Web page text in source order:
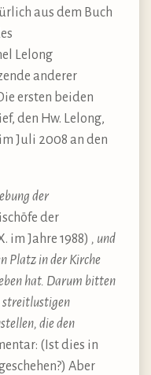
aus dem Buch
Lelong
anderer
ersten beiden
den Hw. Lelong,
Juli 2008 an den
der
der
im Jahre 1988) , und
Platz in der Kirche
hat. Darum bitten
streitlustigen
die den
(Ist dies in
Aber